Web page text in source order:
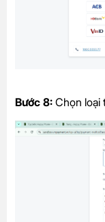
Bước 8: Chọn loại